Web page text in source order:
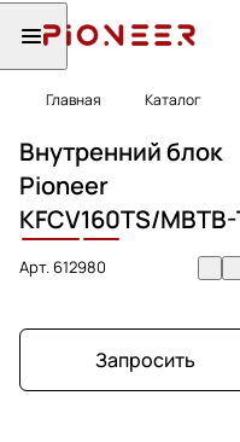
Главная Каталог
Внутренний блок
Pioneer
KFCV160TS/
Арт.612980
Запросить